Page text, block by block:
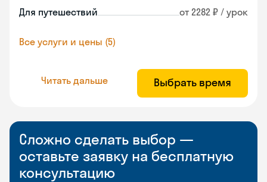
Для путешествий от 2282 ₽ / урок
Все услуги и цены (5)
Читать дальше Выбрать время
Сложно сделать выбор —
оставьте заявку на бесплатную
консультацию